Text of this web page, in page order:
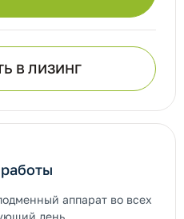
В ЛИЗИНГ
аппарат во всех
день